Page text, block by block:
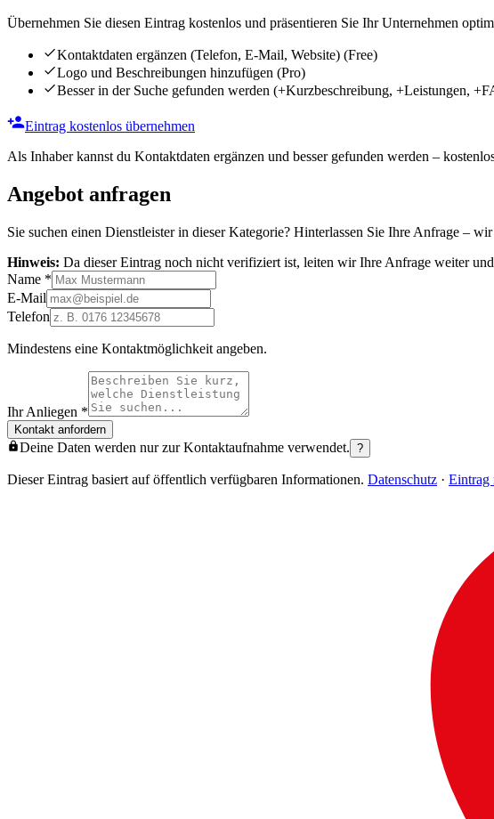
Übernehmen Sie diesen Eintrag kostenlos und präsentieren Sie Ihr Unternehmen
Kontaktdaten ergänzen (Telefon, E-Mail, Website) (Free)
Logo und Beschreibungen hinzufügen (Pro)
Besser in der Suche gefunden werden (+Kurzbeschreibung, +Leistungen,
Eintrag kostenlos übernehmen
Als Inhaber kannst du Kontaktdaten ergänzen und besser gefunden werden –
Angebot anfragen
Sie suchen einen Dienstleister in dieser Kategorie? Hinterlassen Sie Ihre Anfrage –
Hinweis: Da dieser Eintrag noch nicht verifiziert ist, leiten wir Ihre Anfrage weiter
Name *
E-Mail
Telefon
Mindestens eine Kontaktmöglichkeit angeben.
Ihr Anliegen *
Kontakt anfordern
Deine Daten werden nur zur Kontaktaufnahme verwendet. ?
Dieser Eintrag basiert auf öffentlich verfügbaren Informationen. Datenschutz · Eintrag